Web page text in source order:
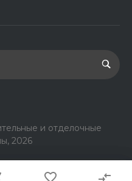
и отделочные
2026